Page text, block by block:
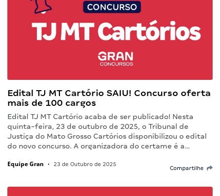
Edital TJ MT Cartório SAIU! Concurso oferta
mais de 100 cargos
Edital TJ MT Cartório acaba de ser publicado! Nesta
quinta-feira, 23 de outubro de 2025, o Tribunal de
Justiça do Mato Grosso Cartórios disponibilizou o edital
do novo concurso. A organizadora do certame é a…
Equipe Gran • 23 de Outubro de 2025
Compartilhe